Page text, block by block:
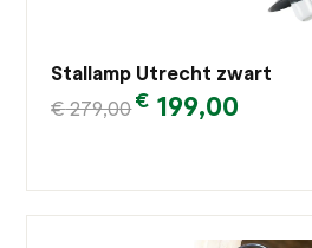
Stallamp Utrecht zwart
€279,00€ 199,00